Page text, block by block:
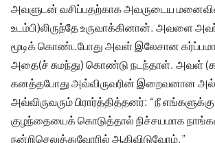
அவளுடன் வசிப்பதற்காக அவருடைய
உடம்பி)லிருந்தே உருவாக்கினான். அவளை
மூடிக் கொண்டபோது அவள் இலேசான
அதை(ச் சுமந்து) கொண்டு நடந்தாள். அவள்
கனத்தபோது அவ்விருவரின் இறைவனான
அவ்விருவரும் பிரார்த்தித்தனர்: “நீ
குழந்தையைக் கொடுத்தால் நிச்சயமாக
நன்றிசெலுத்துவோரில் ஆகிவிடுவோம்.”